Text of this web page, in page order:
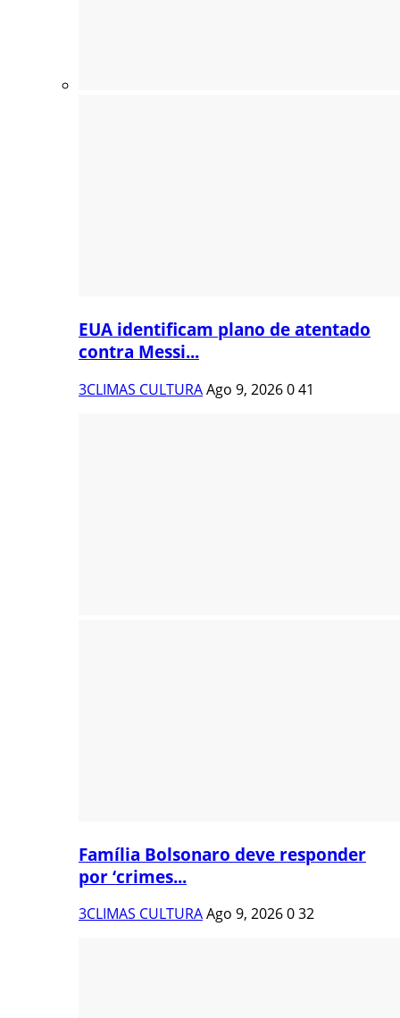
EUA identificam plano de atentado
contra Messi...
3CLIMAS CULTURAAgo 9, 2026041
Família Bolsonaro deve responder
por ‘crimes...
3CLIMAS CULTURAAgo 9, 2026032